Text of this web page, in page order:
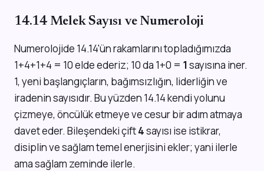
14.14 Melek Sayısı ve Numeroloji
Numerolojide 14.14'ün rakamlarını topladığımızda
1+4+1+4 = 10 elde ederiz; 10 da 1+0 = 1sayısına iner.
1, yeni başlangıçların, bağımsızlığın, liderliğin ve
iradenin sayısıdır. Bu yüzden 14.14 kendi yolunu
çizmeye, öncülük etmeye ve cesur bir adım atmaya
davet eder. Bileşendeki çift4sayısı ise istikrar,
disiplin ve sağlam temel enerjisini ekler; yani ilerle
ama sağlam zeminde ilerle.